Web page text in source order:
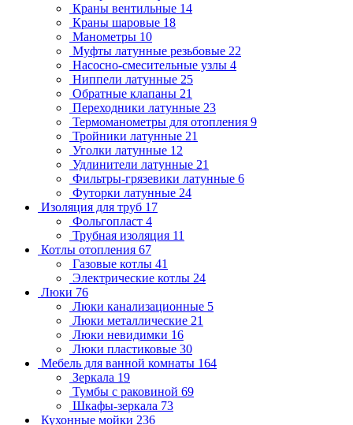
Краны вентильные 14
Краны шаровые 18
Манометры 10
Муфты латунные резьбовые 22
Насосно-смесительные узлы 4
Ниппели латунные 25
Обратные клапаны 21
Переходники латунные 23
Термоманометры для отопления 9
Тройники латунные 21
Уголки латунные 12
Удлинители латунные 21
Фильтры-грязевики латунные 6
Футорки латунные 24
Изоляция для труб 17
Фольгопласт 4
Трубная изоляция 11
Котлы отопления 67
Газовые котлы 41
Электрические котлы 24
Люки 76
Люки канализационные 5
Люки металлические 21
Люки невидимки 16
Люки пластиковые 30
Мебель для ванной комнаты 164
Зеркала 19
Тумбы с раковиной 69
Шкафы-зеркала 73
Кухонные мойки 236